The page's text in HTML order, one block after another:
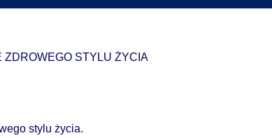
STYLU ŻYCIA
stylu życia.